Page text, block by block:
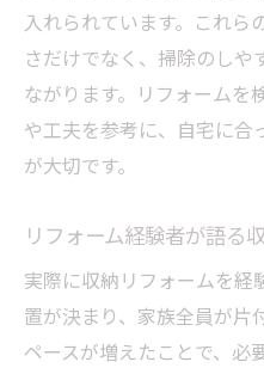
入れられています。これら
さだけでなく、掃除のしや
ながります。リフォームを
や工夫を参考に、自宅に合
が大切です。
リフォーム経験者が語る
実際に収納リフォームを経
置が決まり、家族全員が片
ペースが増えたことで、必